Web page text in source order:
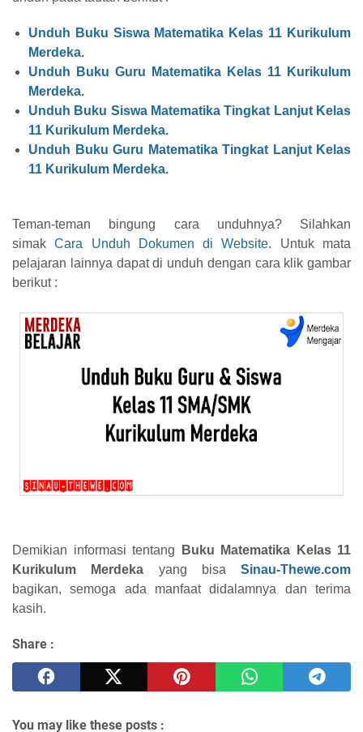
Unduh Buku Siswa Matematika Kelas 11 Kurikulum
Merdeka.
Unduh Buku Guru Matematika Kelas 11 Kurikulum
Merdeka.
Unduh Buku Siswa Matematika Tingkat Lanjut Kelas
11 Kurikulum Merdeka.
Unduh Buku Guru Matematika Tingkat Lanjut Kelas
11 Kurikulum Merdeka.
Teman-teman bingung cara unduhnya? Silahkan
simakCara Unduh Dokumen di Website. Untuk mata
pelajaran lainnya dapat di unduh dengan cara klik gambar
berikut :
Demikian informasi tentang
Buku Matematika Kelas 11
Kurikulum Merdeka yang bisa Sinau-Thewe.com
bagikan, semoga ada manfaat didalamnya dan terima
kasih.
Share :
You may like these posts :